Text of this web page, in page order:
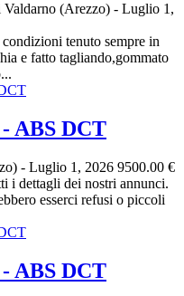
Valdarno (Arezzo) - Luglio 1,
tenuto sempre in
e fatto tagliando,gommato
ABS DCT
- Luglio 1, 2026 9500.00 €
i dettagli dei nostri annunci.
esserci refusi o piccoli
ABS DCT